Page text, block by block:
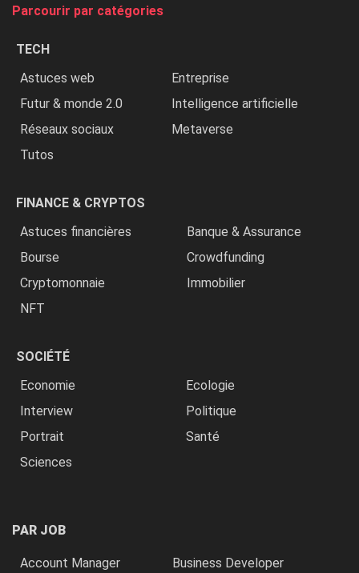
Parcourir par catégories
TECH
Astuces web
Entreprise
Futur & monde 2.0
Intelligence artificielle
Réseaux sociaux
Metaverse
Tutos
FINANCE & CRYPTOS
Astuces financières
Banque & Assurance
Bourse
Crowdfunding
Cryptomonnaie
Immobilier
NFT
SOCIÉTÉ
Economie
Ecologie
Interview
Politique
Portrait
Santé
Sciences
PAR JOB
Account Manager
Business Developer